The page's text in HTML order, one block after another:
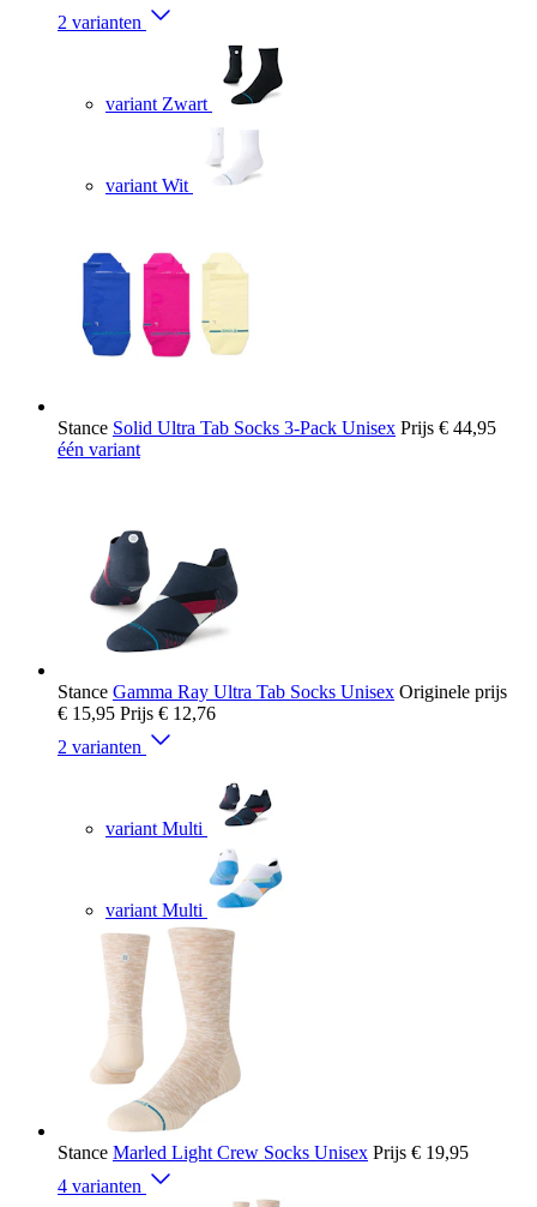
2 varianten
variant Zwart
variant Wit
Stance Solid Ultra Tab Socks 3-Pack Unisex Prijs € 44,95
één variant
Stance Gamma Ray Ultra Tab Socks Unisex Originele prijs
€ 15,95 Prijs € 12,76
2 varianten
variant Multi
variant Multi
Stance Marled Light Crew Socks Unisex Prijs € 19,95
4 varianten